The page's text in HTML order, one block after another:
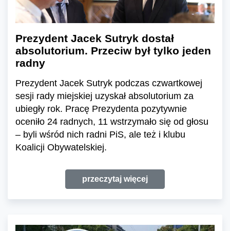
Prezydent Jacek Sutryk dostał
absolutorium. Przeciw był tylko jeden
radny
Prezydent Jacek Sutryk podczas czwartkowej
sesji rady miejskiej uzyskał absolutorium za
ubiegły rok. Pracę Prezydenta pozytywnie
oceniło 24 radnych, 11 wstrzymało się od głosu
– byli wśród nich radni PiS, ale też i klubu
Koalicji Obywatelskiej.
przeczytaj więcej